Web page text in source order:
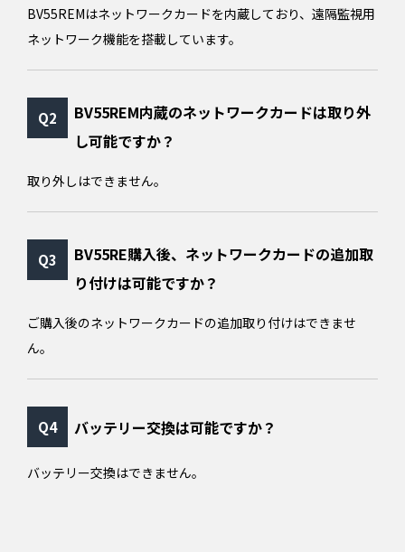
BV55REMはネットワークカードを内蔵しており、遠隔監視用
ネットワーク機能を搭載しています。
BV55REM内蔵のネットワークカードは取り外
し可能ですか？
取り外しはできません。
BV55RE購入後、ネットワークカードの追加取
り付けは可能ですか？
ご購入後のネットワークカードの追加取り付けはできませ
ん。
バッテリー交換は可能ですか？
バッテリー交換はできません。